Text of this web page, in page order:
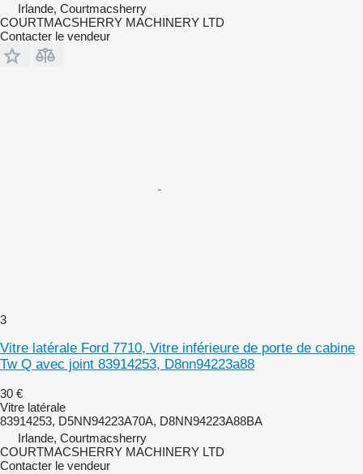
Irlande, Courtmacsherry
COURTMACSHERRY MACHINERY LTD
Contacter le vendeur
3
Vitre latérale Ford 7710, Vitre inférieure de porte de cabine
Tw Q avec joint 83914253, D8nn94223a88
30 €
Vitre latérale
83914253, D5NN94223A70A, D8NN94223A88BA
Irlande, Courtmacsherry
COURTMACSHERRY MACHINERY LTD
Contacter le vendeur